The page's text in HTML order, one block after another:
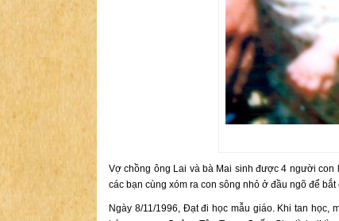
Vợ chồng ông Lai và bà Mai sinh được 4 người
các bạn cùng xóm ra con sông nhỏ ở đầu ngõ để
Ngày 8/11/1996, Đạt đi học mẫu giáo. Khi tan